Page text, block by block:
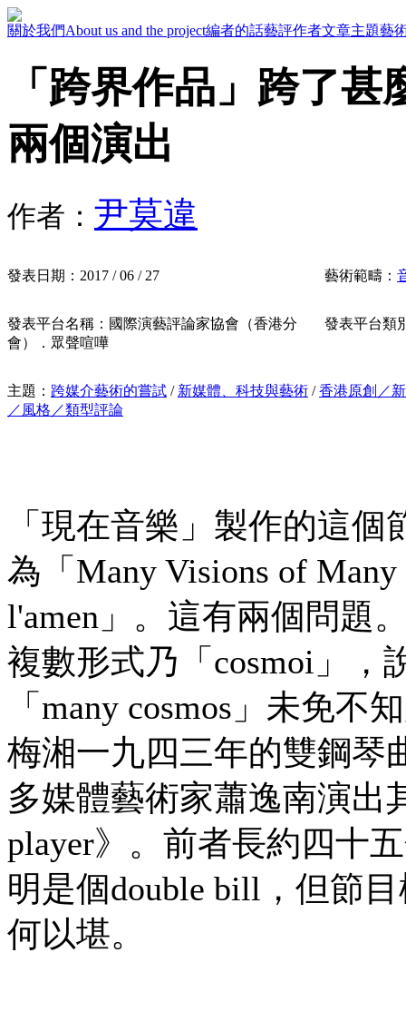
關於我們About us and the project編者的話藝評作者文章主題藝
「跨界作品」跨了
兩個演出
作者： 尹莫違
發表日期： 2017 / 06 / 27 藝術範疇：
發表平台名稱： 國際演藝評論家協會（香港分
會）．眾聲喧嘩
發表平台類
主題： 跨媒介藝術的嘗試 / 新媒體、科技與藝術 /香港原創／
／風格／類型評論
「現在音樂」製作的這
為「Many Visions of Many
l'amen」。這有兩個問題
複數形式乃「cosmoi」，
「many cosmos」未免
梅湘一九四三年的雙鋼琴
多媒體藝術家蕭逸南演出
player》。前者長約四十
明是個double bill，但節
何以堪。